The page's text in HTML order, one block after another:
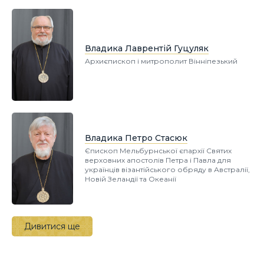
Владика Лаврентій Гуцуляк
Архиєпископ і митрополит Вінніпезький
Владика Петро Стасюк
Єпископ Мельбурнської єпархії Святих
верховних апостолів Петра і Павла для
українців візантійського обряду в Австралії,
Новій Зеландії та Океанії
Дивитися ще